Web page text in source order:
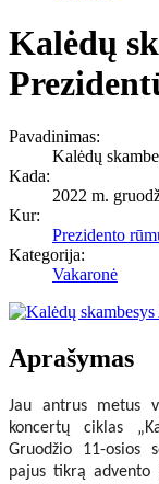
Kalėdų
Pavadinimas:
Kalėdų
Kada:
2022 m.
Kur:
Prezidento
Kategorija:
Vakaronė
Aprašymas
Jau antrus metus
koncertų ciklas
Gruodžio 11-osios
pajus tikrą